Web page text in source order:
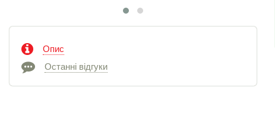
Опис
Останні відгуки